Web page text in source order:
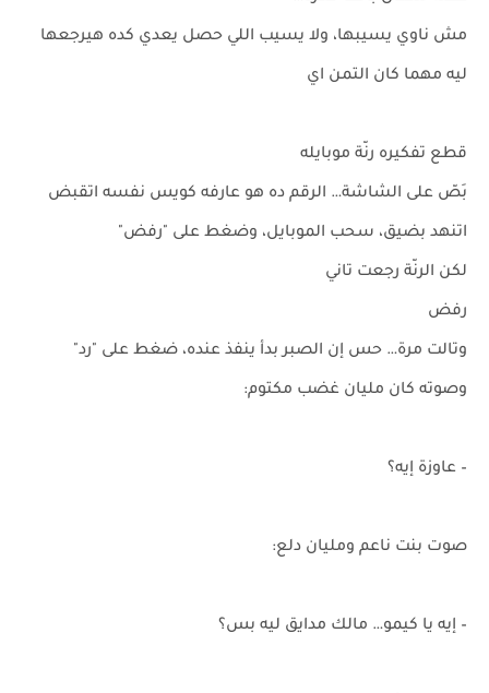
مش ناوي يسيبها، ولا يسيب اللي حصل يعدي كده هيرجعها
ليه مهما كان التمن اي
قطع تفكيره رنّة موبايله
بَصّ على الشاشة… الرقم ده هو عارفه كويس نفسه اتقبض
اتنهد بضيق، سحب الموبايل، وضغط على "رفض"
لكن الرنّة رجعت تاني
رفض
وتالت مرة… حس إن الصبر بدأ ينفذ عنده، ضغط على "رد"
وصوته كان مليان غضب مكتوم:
– عاوزة إيه؟
صوت بنت ناعم ومليان دلع:
– إيه يا كيمو… مالك مدايق ليه بس؟